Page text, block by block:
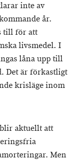
inte av
år.
till för att
livsmedel. I
låna upp till
Det är förkastligt
krisläge inom
aktuellt att
Men